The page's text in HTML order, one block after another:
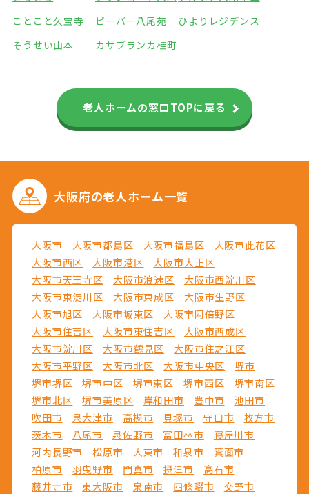
ことこと久宝寺
ビーバー八尾苑
ひよりレジデンス
そうせい山本
カサブランカ桂町
老人ホームの窓口TOPに戻る
大阪府の老人ホーム一覧
大阪市 大阪市都島区 大阪市福島区
大阪市此花区
大阪市西区
大阪市港区
大阪市大正区
大阪市天王寺区
大阪市浪速区
大阪市西淀川区
大阪市東淀川区
大阪市東成区
大阪市生野区
大阪市旭区
大阪市城東区
大阪市阿倍野区
大阪市住吉区
大阪市東住吉区
大阪市西成区
大阪市淀川区
大阪市鶴見区
大阪市住之江区
大阪市平野区
大阪市北区 大阪市中央区
堺市
堺市堺区
堺市中区 堺市東区 堺市西区
堺市南区
堺市北区
堺市美原区 岸和田市 豊中市
池田市
吹田市
泉大津市 高槻市 貝塚市 守口市
枚方市
茨木市
八尾市 泉佐野市 富田林市
寝屋川市
河内長野市
松原市 大東市 和泉市
箕面市
柏原市
羽曳野市 門真市 摂津市
高石市
藤井寺市
東大阪市 泉南市 四條畷市
交野市